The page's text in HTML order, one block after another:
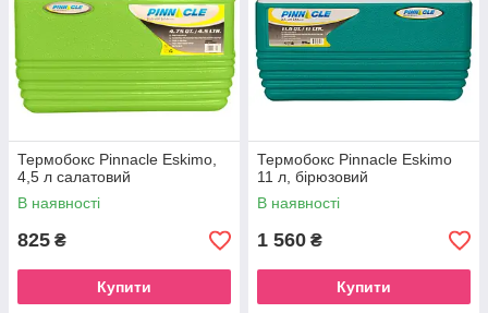
Термобокс Pinnacle Eskimo,
4,5 л салатовий
В наявності
825 ₴
Купити
Термобокс Pinnacle Eskimo
11 л, бірюзовий
В наявності
1 560 ₴
Купити